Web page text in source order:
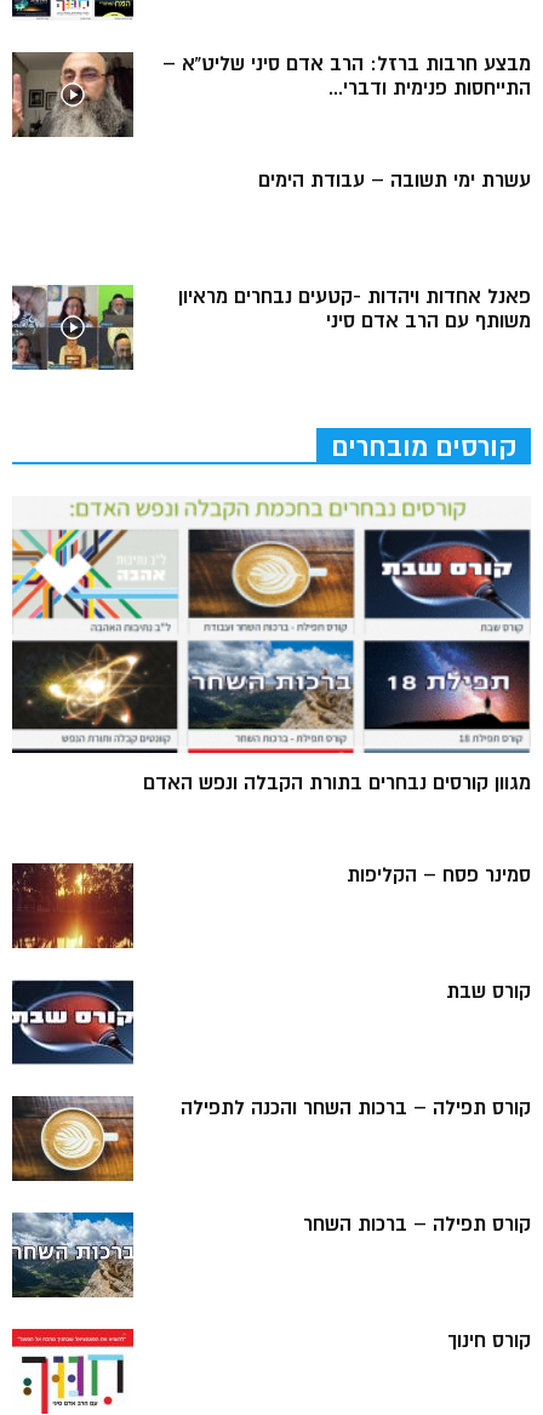
מבצע חרבות ברזל: הרב אדם סיני שליט”א –
התייחסות פנימית ודברי...
עשרת ימי תשובה – עבודת הימים
פאנל אחדות ויהדות -קטעים נבחרים מראיון
משותף עם הרב אדם סיני
קורסים מובחרים
מגוון קורסים נבחרים בתורת הקבלה ונפש האדם
סמינר פסח – הקליפות
קורס שבת
קורס תפילה – ברכות השחר והכנה לתפילה
קורס תפילה – ברכות השחר
קורס חינוך